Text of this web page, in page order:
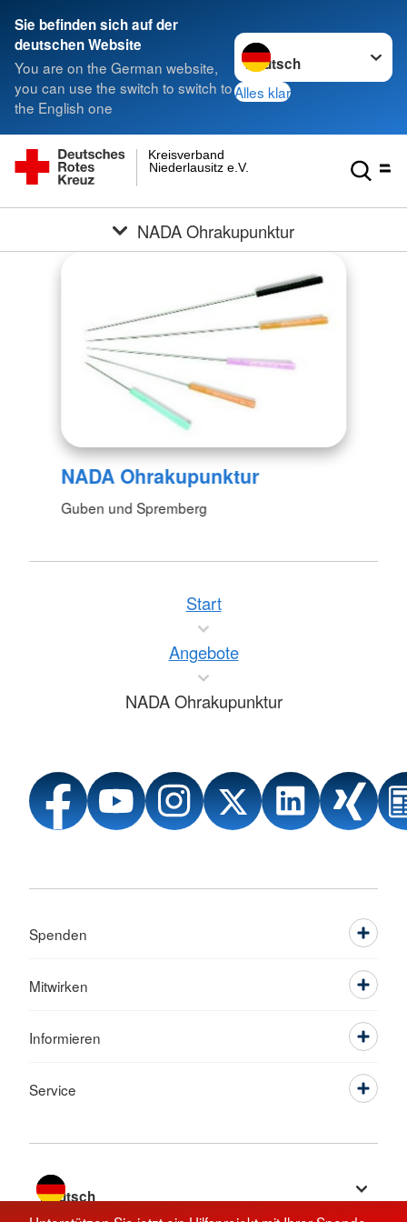
Sie befinden sich auf der
deutschen Website
You are on the German website,
you can use the switch to switch to
the English one
Sprache wechseln zu
Alles klar
Niederlausitz e.V.
Kreisverband
NADA Ohrakupunktur
NADA Ohrakupunktur
Guben und Spremberg
Start
Angebote
NADA Ohrakupunktur
Spenden
Mitwirken
Informieren
Service
Sprache wechseln zu